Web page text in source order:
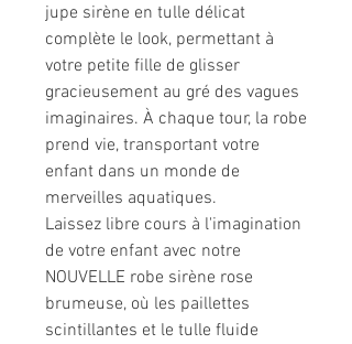
jupe sirène en tulle délicat
complète le look, permettant à
votre petite fille de glisser
gracieusement au gré des vagues
imaginaires. À chaque tour, la robe
prend vie, transportant votre
enfant dans un monde de
merveilles aquatiques.
Laissez libre cours à l'imagination
de votre enfant avec notre
NOUVELLE robe sirène rose
brumeuse, où les paillettes
scintillantes et le tulle fluide